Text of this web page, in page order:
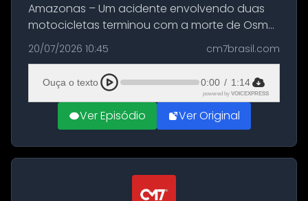
Amazonas – Um acidente envolvendo duas
motocicletas terminou com a morte de Osmar
Figueiredo de Souza, de 38 anos, no município
de São Sebastião do Uatumã, no interior do
Amazonas. A colisão ocorreu n...
20/07/2026 10:45 cm7brasil.com
Ouça o texto 0:00 / 1:14
powered by VOICEXPRESS
Ver Episódio Ver Original